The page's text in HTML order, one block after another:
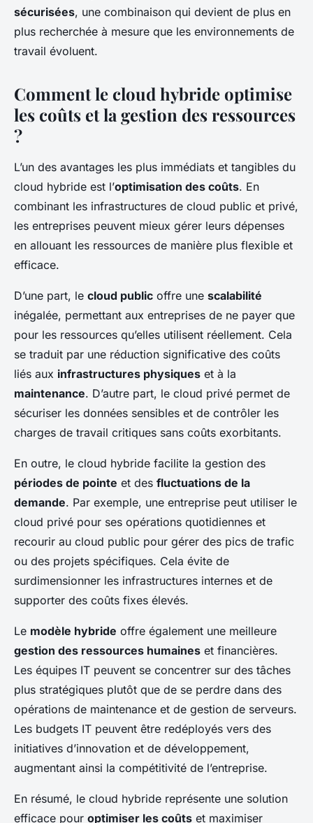
sécurisées, une combinaison qui devient de plus en
plus recherchée à mesure que les environnements de
travail évoluent.
Comment le cloud hybride optimise
les coûts et la gestion des ressources
?
L’un des avantages les plus immédiats et tangibles du
cloud hybride est l’optimisation des coûts. En
combinant les infrastructures de cloud public et privé,
les entreprises peuvent mieux gérer leurs dépenses
en allouant les ressources de manière plus flexible et
efficace.
D’une part, le cloud public offre une scalabilité
inégalée, permettant aux entreprises de ne payer que
pour les ressources qu’elles utilisent réellement. Cela
se traduit par une réduction significative des coûts
liés aux infrastructures physiques et à la
maintenance. D’autre part, le cloud privé permet de
sécuriser les données sensibles et de contrôler les
charges de travail critiques sans coûts exorbitants.
En outre, le cloud hybride facilite la gestion des
périodes de pointe et des fluctuations de la
demande. Par exemple, une entreprise peut utiliser le
cloud privé pour ses opérations quotidiennes et
recourir au cloud public pour gérer des pics de trafic
ou des projets spécifiques. Cela évite de
surdimensionner les infrastructures internes et de
supporter des coûts fixes élevés.
Le modèle hybride offre également une meilleure
gestion des ressources humaines et financières.
Les équipes IT peuvent se concentrer sur des tâches
plus stratégiques plutôt que de se perdre dans des
opérations de maintenance et de gestion de serveurs.
Les budgets IT peuvent être redéployés vers des
initiatives d’innovation et de développement,
augmentant ainsi la compétitivité de l’entreprise.
En résumé, le cloud hybride représente une solution
efficace pour optimiser les coûts et maximiser